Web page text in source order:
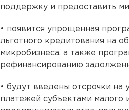
поддержку и предоставить
• появится упрощенная
льготного кредитования на
микробизнеса, а также
рефинансированию
• будут введены отсрочки на
платежей субъектами малого